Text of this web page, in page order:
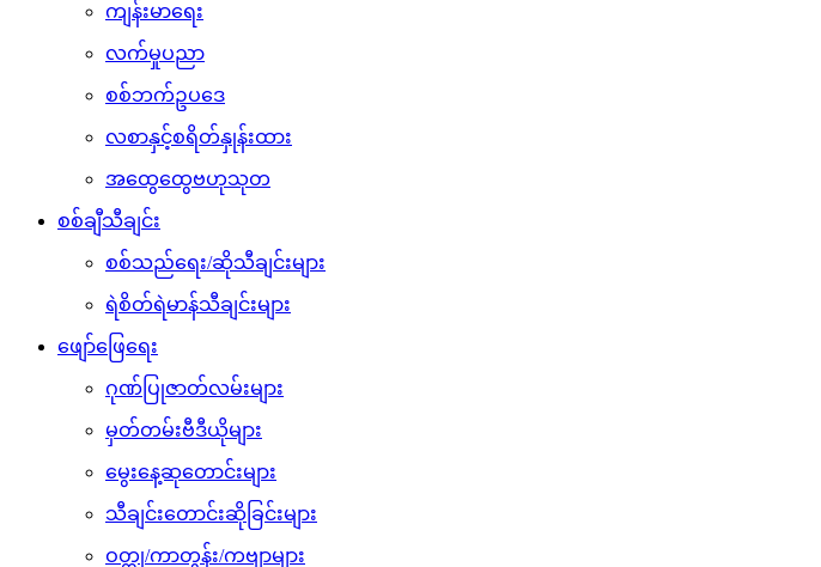
ကျန်းမာရေး
လက်မှုပညာ
စစ်ဘက်ဥပဒေ
လစာနှင့်စရိတ်နှုန်းထား
အထွေထွေဗဟုသုတ
စစ်ချီသီချင်း
စစ်သည်ရေး/ဆိုသီချင်းများ
ရဲစိတ်ရဲမာန်သီချင်းများ
ဖျော်ဖြေရေး
ဂုဏ်ပြုဇာတ်လမ်းများ
မှတ်တမ်းဗီဒီယိုများ
မွေးနေ့ဆုတောင်းများ
သီချင်းတောင်းဆိုခြင်းများ
ဝတ္ထု/ကာတွန်း/ကဗျာများ